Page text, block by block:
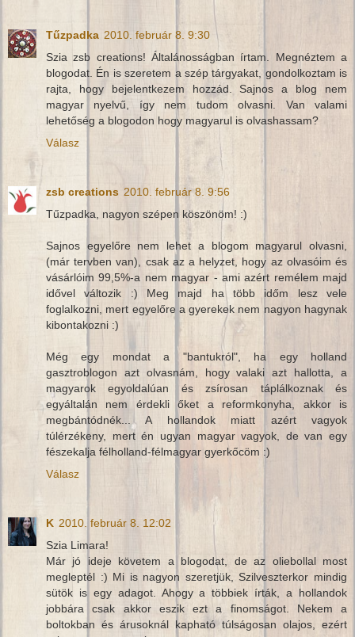
Tűzpadka 2010. február 8. 9:30
Szia zsb creations! Általánosságban írtam. Megnéztem a
blogodat. Én is szeretem a szép tárgyakat, gondolkoztam is
rajta, hogy bejelentkezem hozzád. Sajnos a blog nem
magyar nyelvű, így nem tudom olvasni. Van valami
lehetőség a blogodon hogy magyarul is olvashassam?
Válasz
zsb creations 2010. február 8. 9:56
Tűzpadka, nagyon szépen köszönöm! :)
Sajnos egyelőre nem lehet a blogom magyarul olvasni,
(már tervben van), csak az a helyzet, hogy az olvasóim és
vásárlóim 99,5%-a nem magyar - ami azért remélem majd
idővel változik :) Meg majd ha több időm lesz vele
foglalkozni, mert egyelőre a gyerekek nem nagyon hagynak
kibontakozni :)
Még egy mondat a "bantukról", ha egy holland
gasztroblogon azt olvasnám, hogy valaki azt hallotta, a
magyarok egyoldalúan és zsírosan táplálkoznak és
egyáltalán nem érdekli őket a reformkonyha, akkor is
megbántódnék... A hollandok miatt azért vagyok
túlérzékeny, mert én ugyan magyar vagyok, de van egy
fészekalja félholland-félmagyar gyerkőcöm :)
Válasz
K 2010. február 8. 12:02
Szia Limara!
Már jó ideje követem a blogodat, de az oliebollal most
megleptél :) Mi is nagyon szeretjük, Szilveszterkor mindig
sütök is egy adagot. Ahogy a többiek írták, a hollandok
jobbára csak akkor eszik ezt a finomságot. Nekem a
boltokban és árusoknál kapható túlságosan olajos, ezért